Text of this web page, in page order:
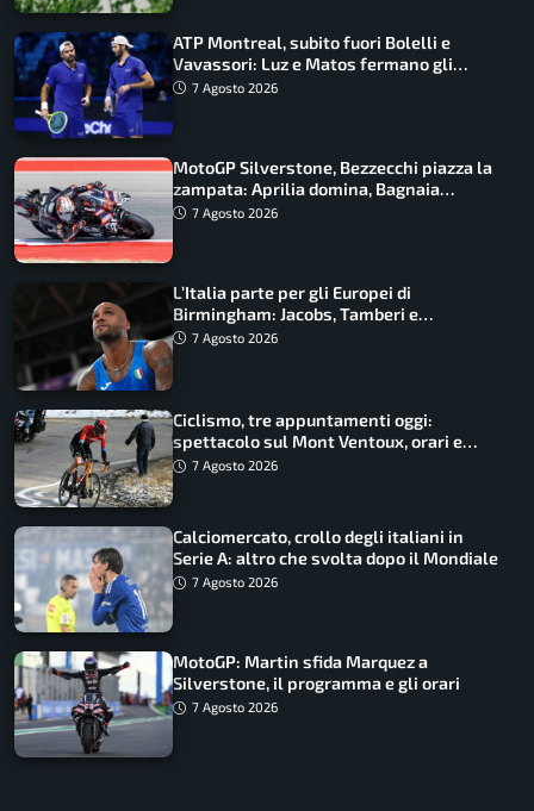
ATP Montreal, subito fuori Bolelli e
Vavassori: Luz e Matos fermano gli
azzurri
7 Agosto 2026
MotoGP Silverstone, Bezzecchi piazza la
zampata: Aprilia domina, Bagnaia
costretto al Q1
7 Agosto 2026
L’Italia parte per gli Europei di
Birmingham: Jacobs, Tamberi e
Battocletti guidano una spedizione
7 Agosto 2026
Ciclismo, tre appuntamenti oggi:
spettacolo sul Mont Ventoux, orari e
come vederli
7 Agosto 2026
Calciomercato, crollo degli italiani in
Serie A: altro che svolta dopo il Mondiale
7 Agosto 2026
MotoGP: Martin sfida Marquez a
Silverstone, il programma e gli orari
7 Agosto 2026